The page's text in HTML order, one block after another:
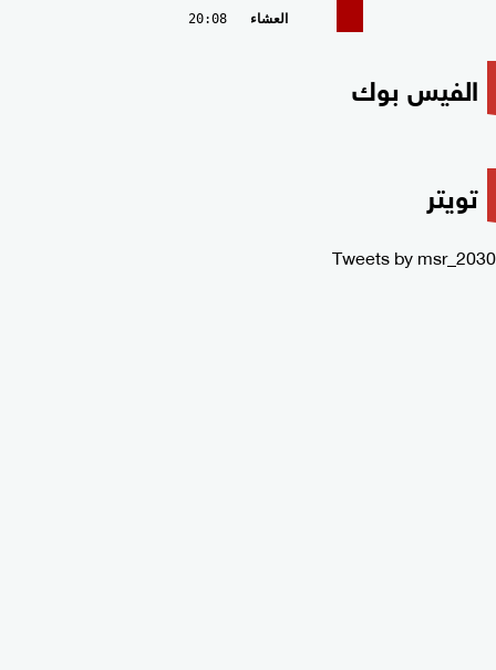
العشاء
20:08
الفيس بوك
تويتر
Tweets by msr_2030